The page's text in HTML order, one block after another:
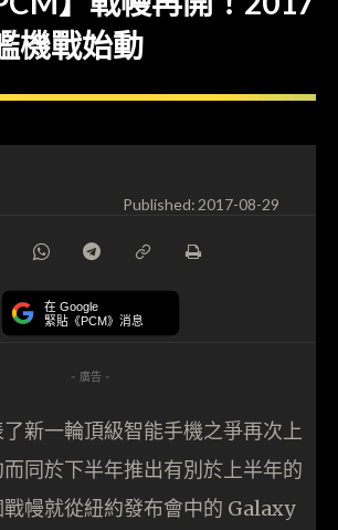
機戰始動
Published:2017-08-29
在 Google
緊貼《PCM》消息
- 廣告 -
新一輪頂級智能手機之爭再次上
同於下半年推出有別於上半年的
幔就從紐約發布會中的 Galaxy